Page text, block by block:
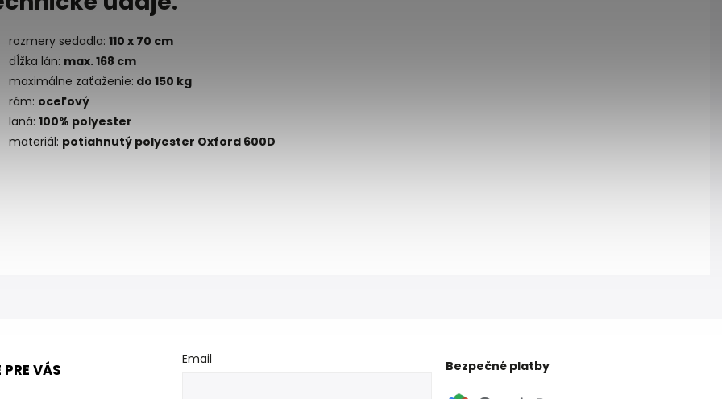
rozmery sedadla: 110 x 70 cm
dĺžka lán: max. 168 cm
maximálne zaťaženie: do 150 kg
rám: oceľový
laná: 100% polyester
materiál: potiahnutý polyester Oxford 600D
VÁS
Email Bezpečné platby